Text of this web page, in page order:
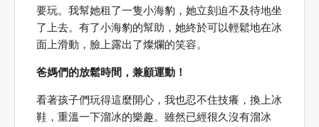
要玩。我幫她租了一隻小海豹，她立刻迫不及待地坐
了上去。有了小海豹的幫助，她終於可以輕鬆地在冰
面上滑動，臉上露出了燦爛的笑容。
爸媽們的放鬆時間，兼顧運動！
看著孩子們玩得這麼開心，我也忍不住技癢，換上冰
鞋，重溫一下溜冰的樂趣。雖然已經很久沒有溜冰